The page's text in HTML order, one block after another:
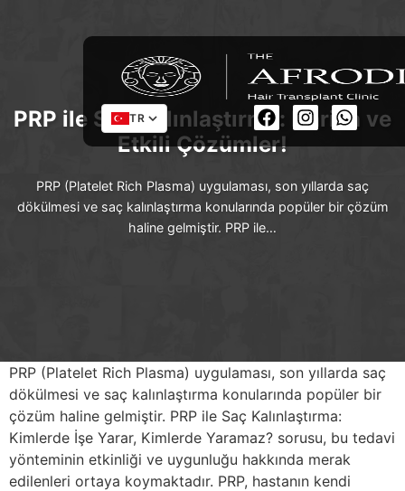
TR
PRP ile Saç Kalınlaştırma: Harika ve
Etkili Çözümler!
PRP (Platelet Rich Plasma) uygulaması, son yıllarda saç
dökülmesi ve saç kalınlaştırma konularında popüler bir çözüm
haline gelmiştir. PRP ile…
PRP (Platelet Rich Plasma) uygulaması, son yıllarda saç
dökülmesi ve saç kalınlaştırma konularında popüler bir
çözüm haline gelmiştir. PRP ile Saç Kalınlaştırma:
Kimlerde İşe Yarar, Kimlerde Yaramaz? sorusu, bu tedavi
yönteminin etkinliği ve uygunluğu hakkında merak
edilenleri ortaya koymaktadır. PRP, hastanın kendi